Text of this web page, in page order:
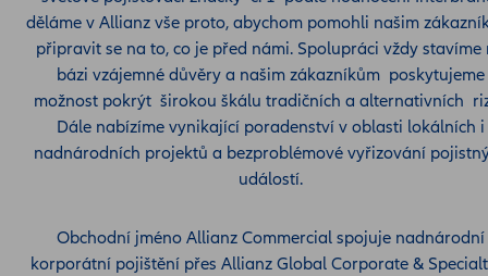
děláme v Allianz vše proto, abychom pomohli našim
připravit se na to, co je před námi. Spolupráci vždy stavíme
bázi vzájemné důvěry a našim zákazníkům poskytujeme
možnost pokrýt širokou škálu tradičních a alternativních
Dále nabízíme vynikající poradenství v oblasti lokálních i
nadnárodních projektů a bezproblémové vyřizování
událostí.
Obchodní jméno Allianz Commercial spojuje nadnárodní
korporátní pojištění přes Allianz Global Corporate &